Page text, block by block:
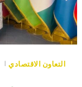
التعاون الاقتصادي